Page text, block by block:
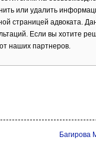
или удалить
страницей адвоката.
Если вы хотите
от наших партнеров.
Багирова